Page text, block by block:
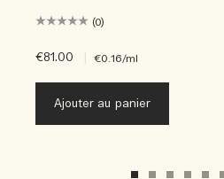
(0)
€81.00 €0.16/ml
Ajouter au panier